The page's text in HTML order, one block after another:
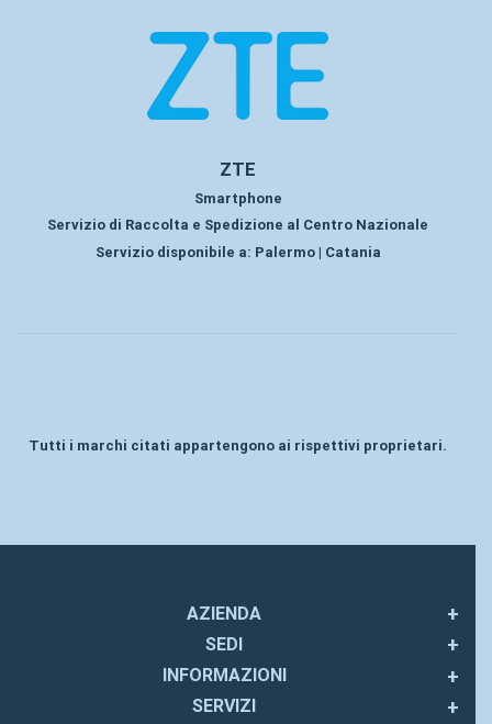
ZTE
Smartphone
Servizio di Raccolta e Spedizione al Centro Nazionale
Servizio disponibile a: Palermo | Catania
Tutti i marchi citati appartengono ai rispettivi proprietari.
AZIENDA
SEDI
INFORMAZIONI
SERVIZI